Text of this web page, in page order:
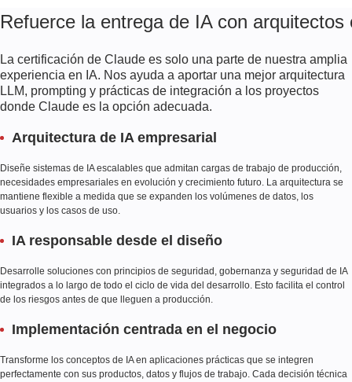
Refuerce la entrega de IA con
La certificación de Claude es solo una parte de nuestra amplia
experiencia en IA. Nos ayuda a aportar una mejor arquitectura
LLM, prompting y prácticas de integración a los proyectos
donde Claude es la opción adecuada.
Arquitectura de IA empresarial
Diseñe sistemas de IA escalables que admitan cargas de trabajo de producción,
necesidades empresariales en evolución y crecimiento futuro. La arquitectura se
mantiene flexible a medida que se expanden los volúmenes de datos, los
usuarios y los casos de uso.
IA responsable desde el diseño
Desarrolle soluciones con principios de seguridad, gobernanza y seguridad de IA
integrados a lo largo de todo el ciclo de vida del desarrollo. Esto facilita el control
de los riesgos antes de que lleguen a producción.
Implementación centrada en el negocio
Transforme los conceptos de IA en aplicaciones prácticas que se integren
perfectamente con sus productos, datos y flujos de trabajo. Cada decisión técnica